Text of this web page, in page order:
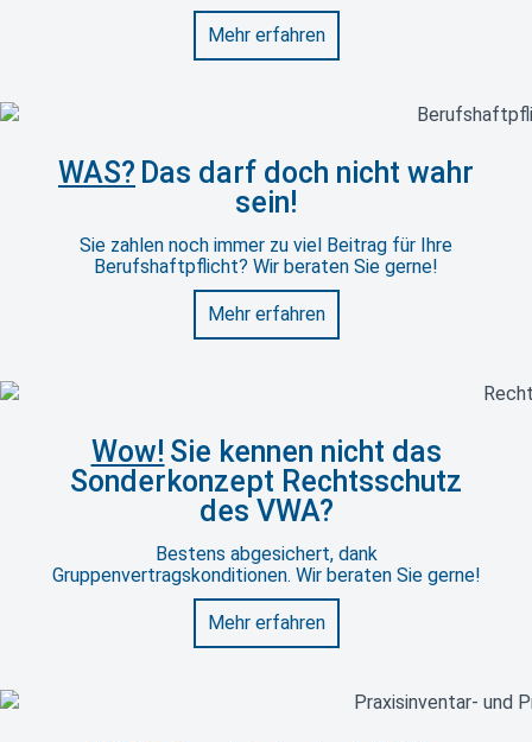
Mehr erfahren
WAS? Das darf doch nicht wahr
sein!
Sie zahlen noch immer zu viel Beitrag für Ihre
Berufshaftpflicht? Wir beraten Sie gerne!
Mehr erfahren
Wow! Sie kennen nicht das
Sonderkonzept Rechtsschutz
des VWA?
Bestens abgesichert, dank
Gruppenvertragskonditionen. Wir beraten Sie gerne!
Mehr erfahren